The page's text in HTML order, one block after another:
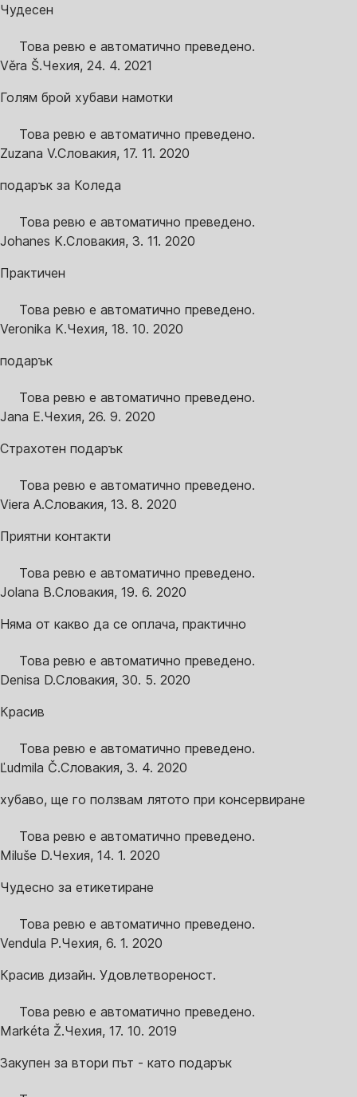
Чудесен
Това ревю е автоматично преведено.
Věra Š.Чехия, 24. 4. 2021
Голям брой хубави намотки
Това ревю е автоматично преведено.
Zuzana V.Словакия, 17. 11. 2020
подарък за Коледа
Това ревю е автоматично преведено.
Johanes K.Словакия, 3. 11. 2020
Практичен
Това ревю е автоматично преведено.
Veronika K.Чехия, 18. 10. 2020
подарък
Това ревю е автоматично преведено.
Jana E.Чехия, 26. 9. 2020
Страхотен подарък
Това ревю е автоматично преведено.
Viera A.Словакия, 13. 8. 2020
Приятни контакти
Това ревю е автоматично преведено.
Jolana B.Словакия, 19. 6. 2020
Няма от какво да се оплача, практично
Това ревю е автоматично преведено.
Denisa D.Словакия, 30. 5. 2020
Красив
Това ревю е автоматично преведено.
Ľudmila Č.Словакия, 3. 4. 2020
хубаво, ще го ползвам лятото при консервиране
Това ревю е автоматично преведено.
Miluše D.Чехия, 14. 1. 2020
Чудесно за етикетиране
Това ревю е автоматично преведено.
Vendula P.Чехия, 6. 1. 2020
Красив дизайн. Удовлетвореност.
Това ревю е автоматично преведено.
Markéta Ž.Чехия, 17. 10. 2019
Закупен за втори път - като подарък